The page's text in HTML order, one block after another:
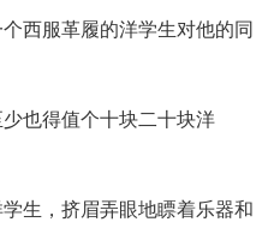
服革履的洋学生对他的同
也得值个十块二十块洋
，挤眉弄眼地瞟着乐器和